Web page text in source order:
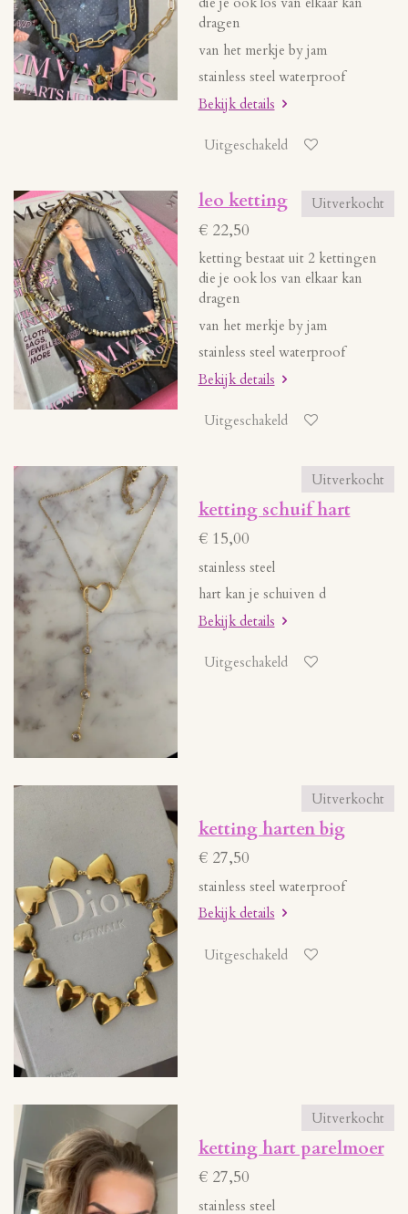
dragen
van het merkje by jam
stainless steel waterproof
Bekijk details
Uitgeschakeld
Uitverkocht
leo ketting
€ 22,50
ketting bestaat uit 2 kettingen
die je ook los van elkaar kan
dragen
van het merkje by jam
stainless steel waterproof
Bekijk details
Uitgeschakeld
Uitverkocht
ketting schuif hart
€ 15,00
stainless steel
hart kan je schuiven d
Bekijk details
Uitgeschakeld
Uitverkocht
ketting harten big
€ 27,50
stainless steel waterproof
Bekijk details
Uitgeschakeld
Uitverkocht
ketting hart parelmoer
€ 27,50
stainless steel